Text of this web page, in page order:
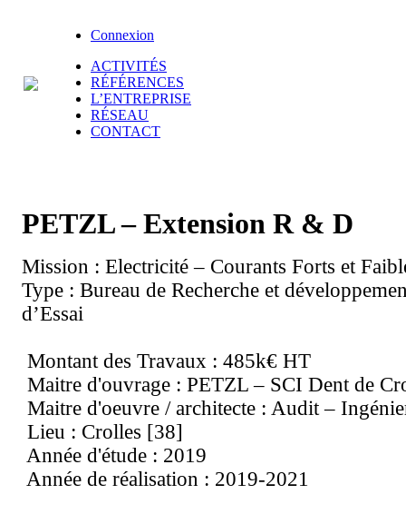
Connexion
ACTIVITÉS
RÉFÉRENCES
L’ENTREPRISE
RÉSEAU
CONTACT
PETZL – Extension R & D
Mission : Electricité – Courants Forts et
Type : Bureau de Recherche et
d’Essai
Montant des Travaux : 485k€ HT
Maitre d'ouvrage : PETZL – SCI Dent de
Maitre d'oeuvre / architecte : Audit –
Lieu : Crolles [38]
Année d'étude : 2019
Année de réalisation : 2019-2021